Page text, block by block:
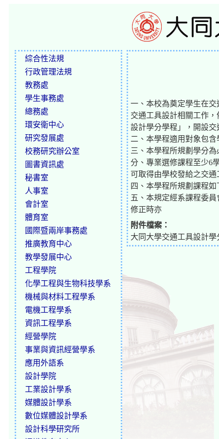
綜合性法規
行政管理法規
教務處
學生事務處
總務處
環安衛中心
研究發展處
校務研究辦公室
圖書資訊處
秘書室
人事室
會計室
體育室
國際暨兩岸事務處
推廣教育中心
教學發展中心
工程學院
化學工程與生物科技學系
機械與材料工程學系
電機工程學系
資訊工程學系
經營學院
事業與資訊經營學系
應用外語系
設計學院
工業設計學系
媒體設計學系
數位媒體設計學系
設計科學研究所
一、本校為奠定學生在
交通工具設計相關工作
設計學分學程」，開設
二、本學程適用對象包
三、本學程所規劃學分
分、專業選修課程至少6
可取得由學校發給之交
四、本學程所規劃課程
五、本規定經系課程委
修正時亦
附件檔案：
大同大學交通工具設計